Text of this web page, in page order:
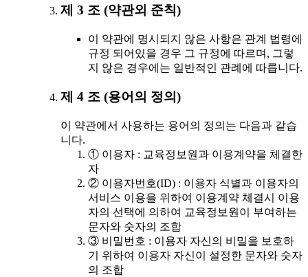
제 3 조 (약관외 준칙)
이 약관에 명시되지 않은 사항은 관계 법령에
규정 되어있을 경우 그 규정에 따르며, 그렇
지 않은 경우에는 일반적인 관례에 따릅니다.
제 4 조 (용어의 정의)
이 약관에서 사용하는 용어의 정의는 다음과 같습
니다.
① 이용자 : 교육정보원과 이용계약을 체결한
자
② 이용자번호(ID) : 이용자 식별과 이용자의
서비스 이용을 위하여 이용계약 체결시 이용
자의 선택에 의하여 교육정보원이 부여하는
문자와 숫자의 조합
③ 비밀번호 : 이용자 자신의 비밀을 보호하
기 위하여 이용자 자신이 설정한 문자와 숫자
의 조합